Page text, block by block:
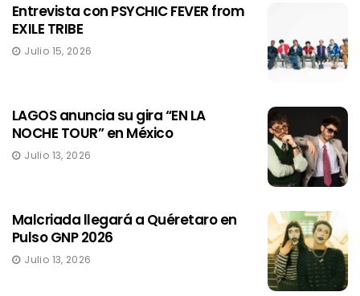
Entrevista con PSYCHIC FEVER from
EXILE TRIBE
Julio 15, 2026
LAGOS anuncia su gira “EN LA
NOCHE TOUR” en México
Julio 13, 2026
Malcriada llegará a Quéretaro en
Pulso GNP 2026
Julio 13, 2026